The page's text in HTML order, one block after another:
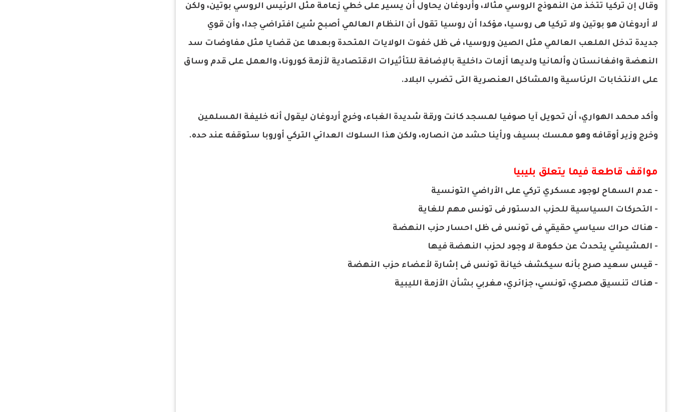
وقال إن تركيا تتخذ من النموذج الروسي مثالا، وأردوغان يحاول أن يسير على خطي زعامة مثل الرئيس الروسي بوتين، ولكن
لا أردوغان هو بوتين ولا تركيا هى روسيا، مؤكدا أن روسيا تقول أن النظام العالمي أصبح شيئ افتراضي جدا، وأن قوي
جديدة تدخل الملعب العالمي مثل الصين وروسيا، فى ظل خفوت الولايات المتحدة وبعدها عن قضايا مثل مفاوضات سد
النهضة وافغانستان وألمانيا ولديها أزمات داخلية بالإضافة للتأثيرات الاقتصادية لأزمة كورونا، والعمل على قدم وساق
على الانتخابات الرئاسية والمشاكل العنصرية التى تضرب البلاد.
وأكد محمد الهواري، أن تحويل آيا صوفيا لمسجد كانت ورقة شديدة الغباء، وخرج أردوغان ليقول أنه خليفة المسلمين
وخرج وزير أوقافه وهو ممسك بسيف ورأينا حشد من انصاره، ولكن هذا السلوك العدائي التركي أوروبا ستوقفه عند حده.
مواقف قاطعة فيما يتعلق بليبيا
- عدم السماح لوجود عسكري تركي على الأراضي التونسية
- التحركات السياسية للحزب الدستور فى تونس مهم للغاية
- هناك حراك سياسي حقيقي فى تونس فى ظل احسار حزب النهضة
- المشيشي يتحدث عن حكومة لا وجود لحزب النهضة فيها
- قيس سعيد صرح بأنه سيكشف خيانة تونس فى إشارة لأعضاء حزب النهضة
- هناك تنسيق مصري، تونسي، جزائري، مغربي بشأن الأزمة الليبية